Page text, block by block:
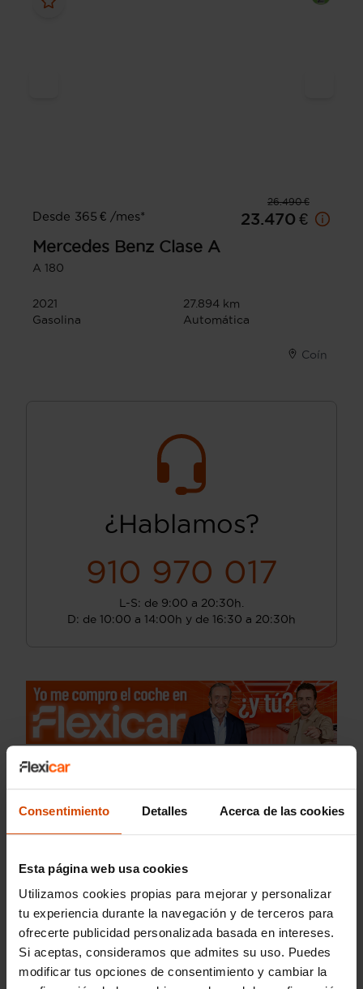
Consentimiento Detalles Acerca de las cookies
Esta página web usa cookies
Utilizamos cookies propias para mejorar y personalizar
tu experiencia durante la navegación y de terceros para
ofrecerte publicidad personalizada basada en intereses.
Si aceptas, consideramos que admites su uso. Puedes
modificar tus opciones de consentimiento y cambiar la
26.490 €
Desde 365 € /mes*
23.470 €
Mercedes Benz Clase A
A 180
2021
27.894 km
Gasolina
Automática
Coín
¿Hablamos?
910 970 017
L-S: de 9:00 a 20:30h.
D: de 10:00 a 14:00h y de 16:30 a 20:30h